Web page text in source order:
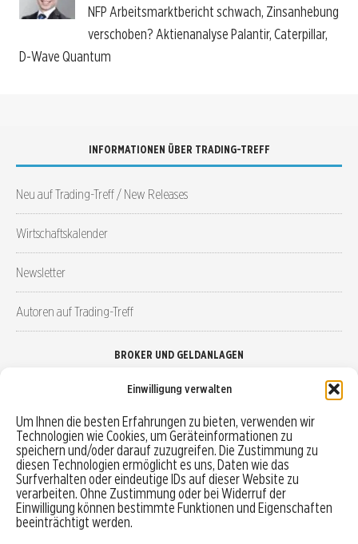
Einwilligung verwalten
Um Ihnen die besten Erfahrungen zu bieten, verwenden wir
Technologien wie Cookies, um Geräteinformationen zu
speichern und/oder darauf zuzugreifen. Die Zustimmung zu
diesen Technologien ermöglicht es uns, Daten wie das
Surfverhalten oder eindeutige IDs auf dieser Website zu
verarbeiten. Ohne Zustimmung oder bei Widerruf der
Einwilligung können bestimmte Funktionen und Eigenschaften
beeinträchtigt werden.
NFP Arbeitsmarktbericht schwach, Zinsanhebung
verschoben? Aktienanalyse Palantir, Caterpillar,
D-Wave Quantum
INFORMATIONEN ÜBER TRADING-TREFF
Neu auf Trading-Treff / New Releases
Wirtschaftskalender
Newsletter
Autoren auf Trading-Treff
BROKER UND GELDANLAGEN
Robo-Advisor vergleichen
Depotvergleich
Festgeld vergleichen